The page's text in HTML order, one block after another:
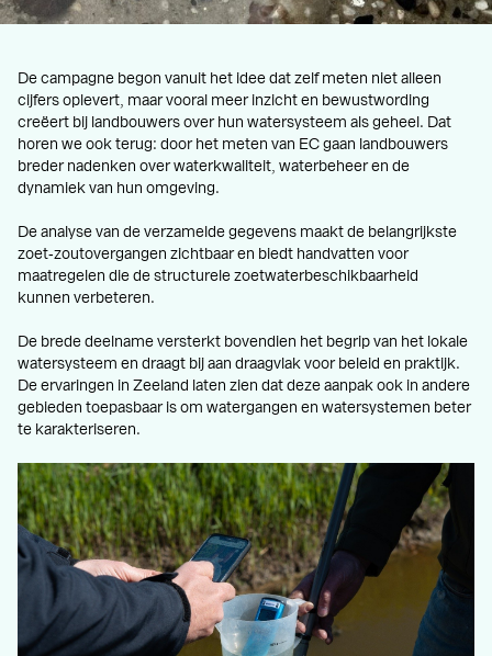
De campagne begon vanuit het idee dat zelf meten niet alleen
cijfers oplevert, maar vooral meer inzicht en bewustwording
creëert bij landbouwers over hun watersysteem als geheel. Dat
horen we ook terug: door het meten van EC gaan landbouwers
breder nadenken over waterkwaliteit, waterbeheer en de
dynamiek van hun omgeving.
De analyse van de verzamelde gegevens maakt de belangrijkste
zoet‑zoutovergangen zichtbaar en biedt handvatten voor
maatregelen die de structurele zoetwaterbeschikbaarheid
kunnen verbeteren.
De brede deelname versterkt bovendien het begrip van het lokale
watersysteem en draagt bij aan draagvlak voor beleid en praktijk.
De ervaringen in Zeeland laten zien dat deze aanpak ook in andere
gebieden toepasbaar is om watergangen en watersystemen beter
te karakteriseren.